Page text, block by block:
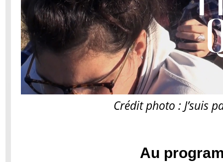
Crédit photo : J’suis
Au